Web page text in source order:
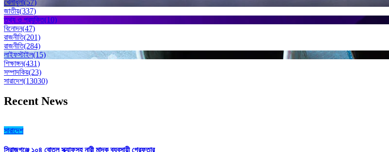
খেলাধুলা(57)
জাতীয়(337)
তথ্য ও প্রযুক্তি(10)
বিনোদন(47)
রাজনীতি(201)
রাজনীতি(284)
লাইফস্টাইল(15)
শিক্ষাঙ্গন(431)
সম্পাদকিয়(23)
সারাদেশ(13030)
Recent News
সারাদেশ
সিরাজগঞ্জে ১০৪ বোতল স্ক্যাফসহ নারী মাদক ব্যবসায়ী গ্রেফতার